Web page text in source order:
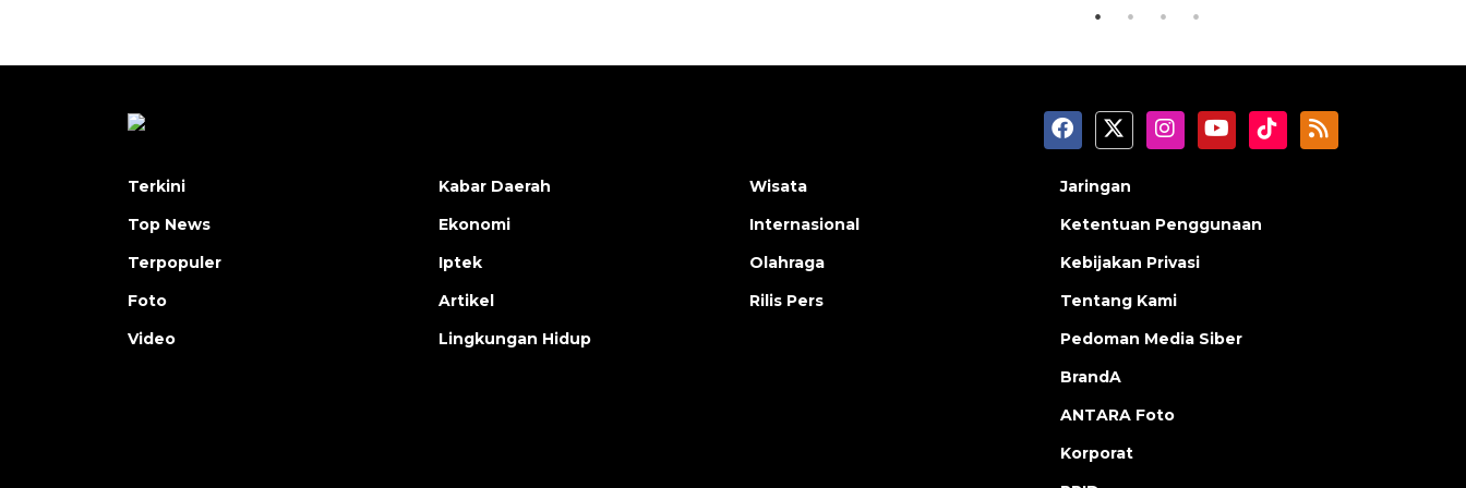
Terkini
Top News
Terpopuler
Foto
Video
Kabar Daerah
Ekonomi
Iptek
Artikel
Lingkungan Hidup
Wisata
Internasional
Olahraga
Rilis Pers
Jaringan
Ketentuan Penggunaan
Kebijakan Privasi
Tentang Kami
Pedoman Media Siber
BrandA
ANTARA Foto
Korporat